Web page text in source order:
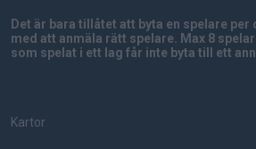
Det är bara tillåtet att byta en spelare per
med att anmäla rätt spelare. Max 8
som spelat i ett lag får inte byta till ett
Kartor